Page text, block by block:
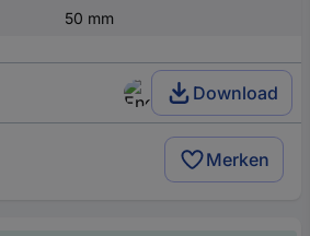
50 mm
Download
Merken